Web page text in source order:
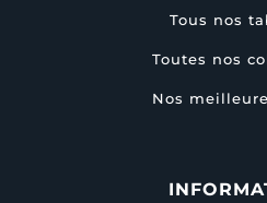
Tous nos
Toutes nos
Nos